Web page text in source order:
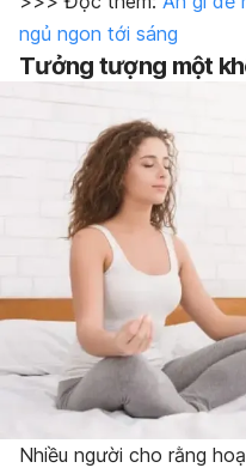
ngủ ngon tới sáng
Tưởng tượng một
Nhiều người cho rằng